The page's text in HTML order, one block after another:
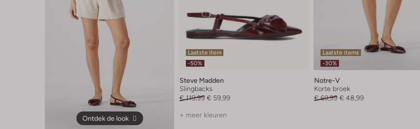
Ontdek de look
Laatste item
-50%
Steve Madden
Slingbacks
€ 119,99 € 59,99
+ meer kleuren
Laatste items
-30%
Notre-V
Korte broek
€ 69,99 € 48,99